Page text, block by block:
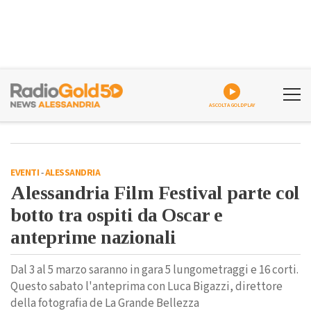
ASCOLTA GOLDPLAY
EVENTI-ALESSANDRIA
Alessandria Film Festival parte col
botto tra ospiti da Oscar e
anteprime nazionali
Dal 3 al 5 marzo saranno in gara 5 lungometraggi e 16 corti.
Questo sabato l'anteprima con Luca Bigazzi, direttore
della fotografia de La Grande Bellezza